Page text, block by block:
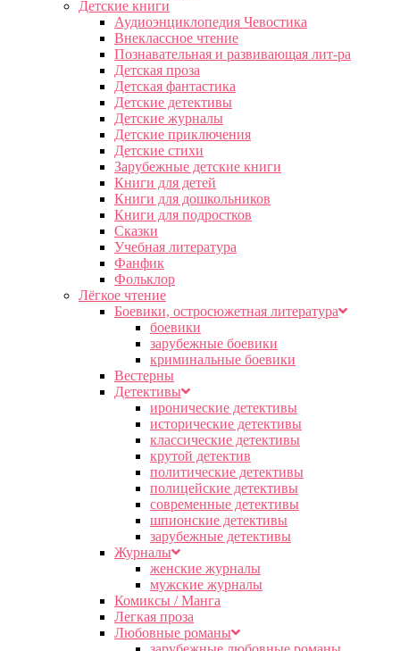
Детские книги
Аудиоэнциклопедия Чевостика
Внеклассное чтение
Познавательная и развивающая лит-ра
Детская проза
Детская фантастика
Детские детективы
Детские журналы
Детские приключения
Детские стихи
Зарубежные детские книги
Книги для детей
Книги для дошкольников
Книги для подростков
Сказки
Учебная литература
Фанфик
Фольклор
Лёгкое чтение
Боевики, остросюжетная литература
боевики
зарубежные боевики
криминальные боевики
Вестерны
Детективы
иронические детективы
исторические детективы
классические детективы
крутой детектив
политические детективы
полицейские детективы
современные детективы
шпионские детективы
зарубежные детективы
Журналы
женские журналы
мужские журналы
Комиксы / Манга
Легкая проза
Любовные романы